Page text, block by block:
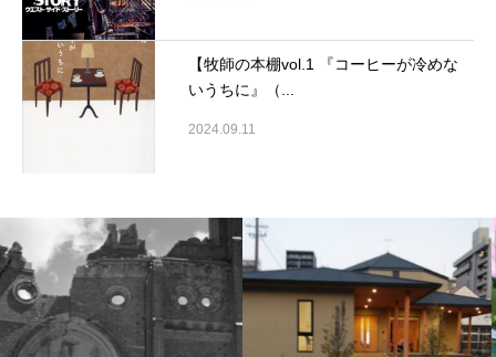
【牧師の本棚vol.1 『コーヒーが冷めな
いうちに』（...
2024.09.11